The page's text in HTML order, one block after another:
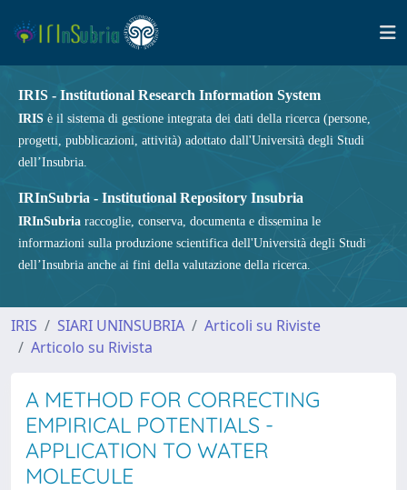
IRIS - Institutional Research Information System
IRIS è il sistema di gestione integrata dei dati della ricerca (persone,
progetti, pubblicazioni, attività) adottato dall'Università degli Studi
dell’Insubria.
IRInSubria - Institutional Repository Insubria
IRInSubria raccoglie, conserva, documenta e dissemina le
informazioni sulla produzione scientifica dell'Università degli Studi
dell’Insubria anche ai fini della valutazione della ricerca.
IRIS SIARI UNINSUBRIA
Articoli su Riviste
Articolo su Rivista
A METHOD FOR CORRECTING
EMPIRICAL POTENTIALS -
APPLICATION TO WATER
MOLECULE